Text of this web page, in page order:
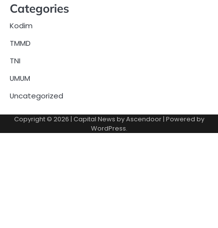
Categories
Kodim
TMMD
TNI
UMUM
Uncategorized
Copyright © 2026 | Capital News byAscendoor| Powered by
WordPress.